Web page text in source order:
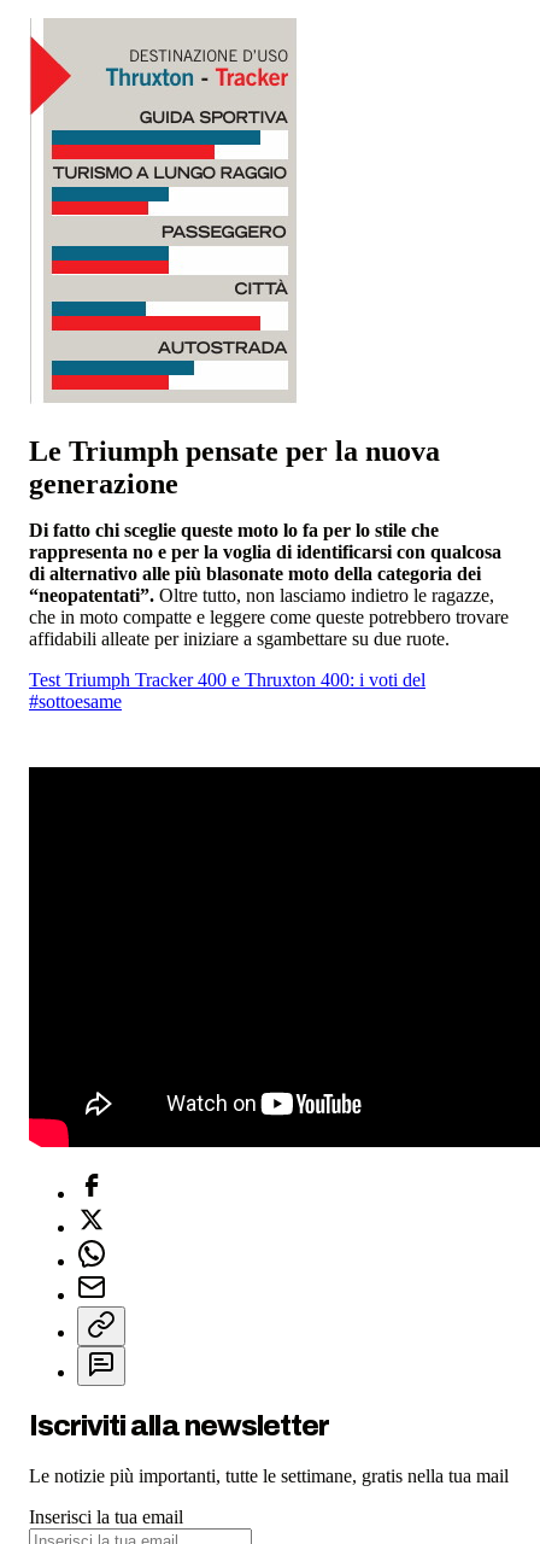
Le Triumph pensate per la nuova
generazione
Di fatto chi sceglie queste moto lo fa per lo stile che
rappresenta no e per la voglia di identificarsi con qualcosa
di alternativo alle più blasonate moto della categoria dei
“neopatentati”. Oltre tutto, non lasciamo indietro le ragazze,
che in moto compatte e leggere come queste potrebbero trovare
affidabili alleate per iniziare a sgambettare su due ruote.
Test Triumph Tracker 400 e Thruxton 400: i voti del
#sottoesame
Iscriviti alla newsletter
Le notizie più importanti, tutte le settimane, gratis nella tua mail
Inserisci la tua email